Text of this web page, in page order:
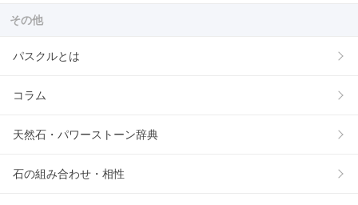
その他
パスクルとは
コラム
天然石・パワーストーン辞典
石の組み合わせ・相性